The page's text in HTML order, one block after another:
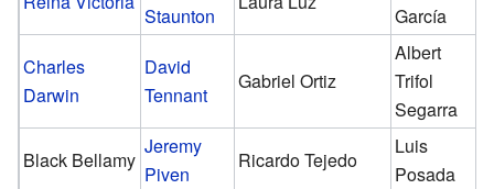
Staunton
García
Charles
Darwin
David
Tennant
Gabriel Ortiz
Albert
Trifol
Segarra
Black Bellamy
Jeremy
Piven
Ricardo Tejedo
Luis
Posada